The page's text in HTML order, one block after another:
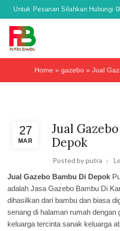
Untuk Pesanan Silahkan Hubungi
Home » gazebo » Jual
27
MAR
Jual
Depok
Posted byputra
Jual Gazebo Bambu Di Depok
adalah Jasa Gazebo Bambu Di
dihasilkan dari bambu dan biasa
senang di halaman rumah dengan
keluarga tercinta sanak keluarga